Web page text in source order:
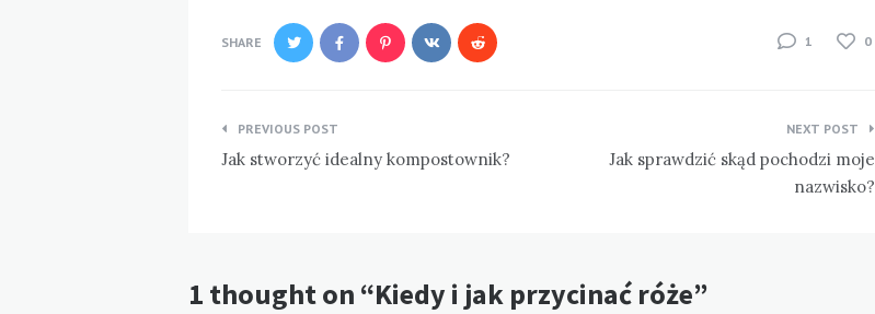
SHARE 1 0
Nawigacja
wpisu
PREVIOUS POST
Jak stworzyć idealny kompostownik?
NEXT POST
Jak sprawdzić skąd pochodzi moje
nazwisko?
1 thought on “Kiedy i jak przycinać róże”